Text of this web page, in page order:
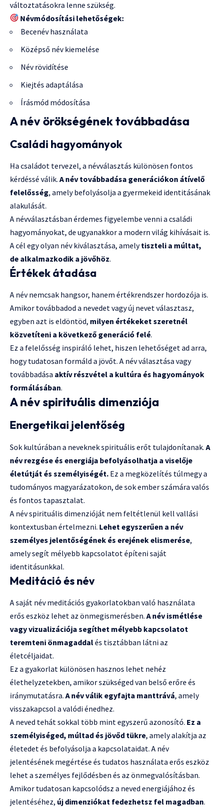
változtatásokra lenne szükség.
Névmódosítási lehetőségek:
Becenév használata
Középső név kiemelése
Név rövidítése
Kiejtés adaptálása
Írásmód módosítása
A név örökségének továbbadása
Családi hagyományok
Ha családot tervezel, a névválasztás különösen fontos
kérdéssé válik. A név továbbadása generációkon átívelő
felelősség, amely befolyásolja a gyermekeid identitásának
alakulását.
A névválasztásban érdemes figyelembe venni a családi
hagyományokat, de ugyanakkor a modern világ kihívásait is.
A cél egy olyan név kiválasztása, amelytiszteli a múltat,
de alkalmazkodik a jövőhöz.
Értékek átadása
A név nemcsak hangsor, hanem értékrendszer hordozója is.
Amikor továbbadod a nevedet vagy új nevet választasz,
egyben azt is eldöntöd, milyen értékeket szeretnél
közvetíteni a következő generáció felé.
Ez a felelősség inspiráló lehet, hiszen lehetőséget ad arra,
hogy tudatosan formáld a jövőt. A név választása vagy
továbbadása aktív részvétel a kultúra és hagyományok
formálásában.
A név spirituális dimenziója
Energetikai jelentőség
Sok kultúrában a neveknek spirituális erőt tulajdonítanak. A
név rezgése és energiája befolyásolhatja a viselője
életútját és személyiségét. Ez a megközelítés túlmegy a
tudományos magyarázatokon, de sok ember számára valós
és fontos tapasztalat.
A név spirituális dimenzióját nem feltétlenül kell vallási
kontextusban értelmezni. Lehet egyszerűen a név
személyes jelentőségének és erejének elismerése,
amely segít mélyebb kapcsolatot építeni saját
identitásunkkal.
Meditáció és név
A saját név meditációs gyakorlatokban való használata
erős eszköz lehet az önmegismerésben. A név ismétlése
vagy vizualizációja segíthet mélyebb kapcsolatot
teremteni önmagaddalés tisztábban látni az
életcéljaidat.
Ez a gyakorlat különösen hasznos lehet nehéz
élethelyzetekben, amikor szükséged van belső erőre és
iránymutatásra. A név válik egyfajta manttrává, amely
visszakapcsol a valódi énedhez.
A neved tehát sokkal több mint egyszerű azonosító. Ez a
személyiséged, múltad és jövőd tükre, amely alakítja az
életedet és befolyásolja a kapcsolataidat. A név
jelentésének megértése és tudatos használata erős eszköz
lehet a személyes fejlődésben és az önmegvalósításban.
Amikor tudatosan kapcsolódsz a neved energiájához és
jelentéséhez, új dimenziókat fedezhetsz fel magadban.